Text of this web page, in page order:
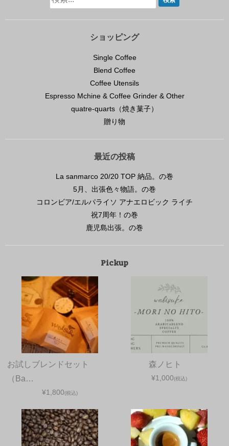
ショッピング
Single Coffee
Blend Coffee
Coffee Utensils
Espresso Mchine & Coffee Grinder & Other
quatre-quarts（焼き菓子）
贈り物
最近の投稿
La sanmarco 20/20 TOP 納品。の巻
5月、出張色々物語。の巻
コロンビア/エルパライソ アナエロビック ライチ
祝7周年！の巻
鹿児島出張。の巻
Pickup
お試しブレンドセット
（Ba…
¥1,800(税込)
森ノヒト
¥1,000(税込)